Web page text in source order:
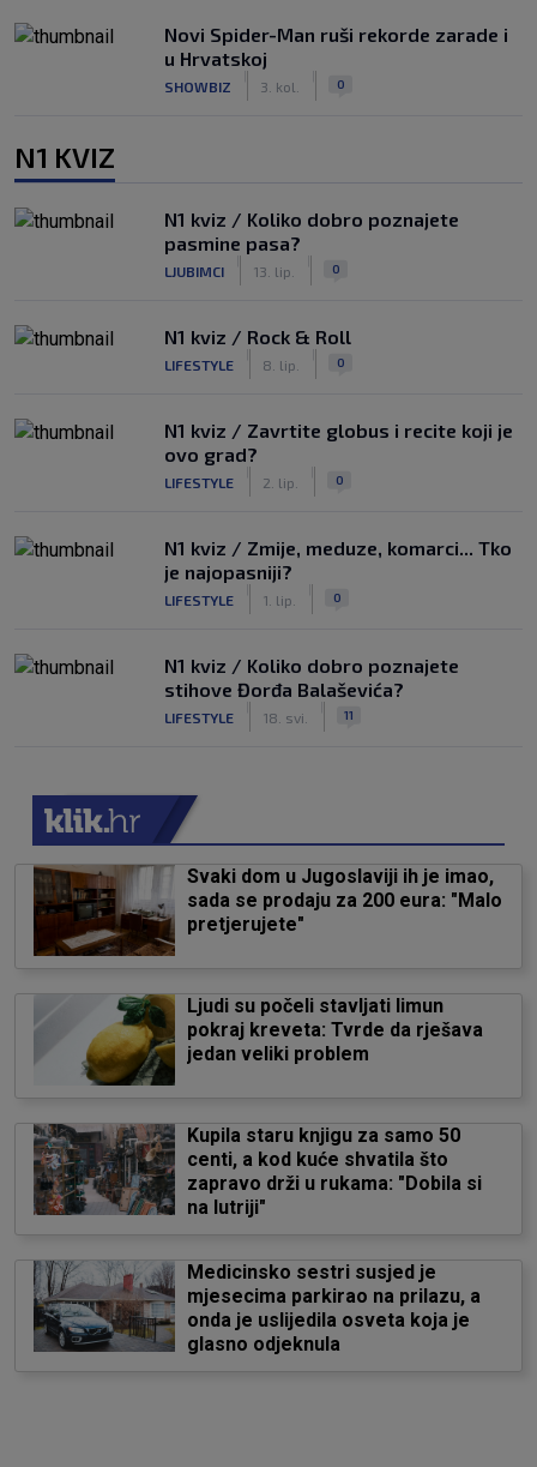
Novi Spider-Man ruši rekorde zarade i
u Hrvatskoj
SHOWBIZ 3. kol. 0
N1 KVIZ
N1 kviz / Koliko dobro poznajete
pasmine pasa?
LJUBIMCI 13. lip. 0
N1 kviz / Rock & Roll
LIFESTYLE 8. lip. 0
N1 kviz / Zavrtite globus i recite koji je
ovo grad?
LIFESTYLE 2. lip. 0
N1 kviz / Zmije, meduze, komarci... Tko
je najopasniji?
LIFESTYLE 1. lip. 0
N1 kviz / Koliko dobro poznajete
stihove Đorđa Balaševića?
LIFESTYLE 18. svi. 11
Svaki dom u Jugoslaviji ih je imao,
sada se prodaju za 200 eura: "Malo
pretjerujete"
Ljudi su počeli stavljati limun
pokraj kreveta: Tvrde da rješava
jedan veliki problem
Kupila staru knjigu za samo 50
centi, a kod kuće shvatila što
zapravo drži u rukama: "Dobila si
na lutriji"
Medicinsko sestri susjed je
mjesecima parkirao na prilazu, a
onda je uslijedila osveta koja je
glasno odjeknula